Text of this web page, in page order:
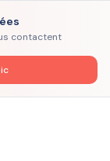
contactent